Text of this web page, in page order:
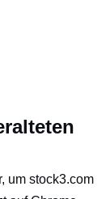
um stock3.com